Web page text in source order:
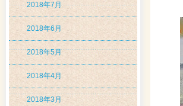
2018年7月
2018年6月
2018年5月
2018年4月
2018年3月